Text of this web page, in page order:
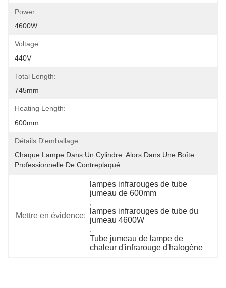
Power:
4600W
Voltage:
440V
Total Length:
745mm
Heating Length:
600mm
Détails D'emballage:
Chaque Lampe Dans Un Cylindre. Alors Dans Une Boîte
Professionnelle De Contreplaqué
Mettre en évidence:
lampes infrarouges de tube
jumeau de 600mm
,
lampes infrarouges de tube du
jumeau 4600W
,
Tube jumeau de lampe de
chaleur d'infrarouge d'halogène